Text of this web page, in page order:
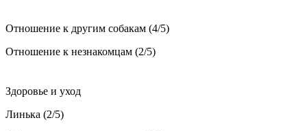
Отношение к другим собакам (4/5)
Отношение к незнакомцам (2/5)
Здоровье и уход
Линька (2/5)